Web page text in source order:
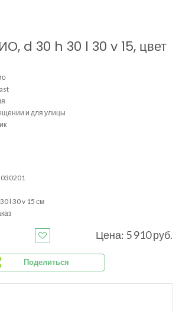
d 30 h 30 l 30 v 15, цвет
и для улицы
l 30 v 15 см
Цена: 5 910 руб.
Поделиться